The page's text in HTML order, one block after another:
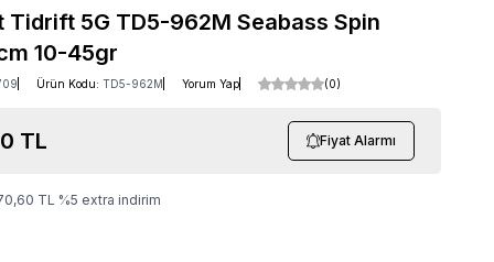
Tidrift 5G TD5-962M Seabass Spin
10-45gr
Ürün Kodu: TD5-962M Yorum Yap (0)
TL Fiyat Alarmı
TL %5 extra indirim